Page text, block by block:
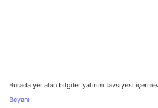
Burada yer alan bilgiler yatırım tavsiyesi
Beyanı